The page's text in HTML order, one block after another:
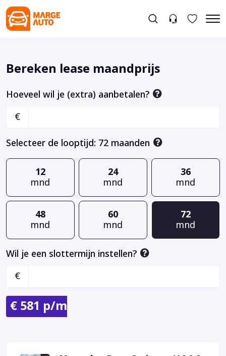
Bereken lease maandprijs
Hoeveel wil je (extra) aanbetalen?
€
Selecteer de looptijd: 72 maanden
12
mnd
24
mnd
36
mnd
48
mnd
60
mnd
72
mnd
Wil je een slottermijn instellen?
€
€ 581 p/m